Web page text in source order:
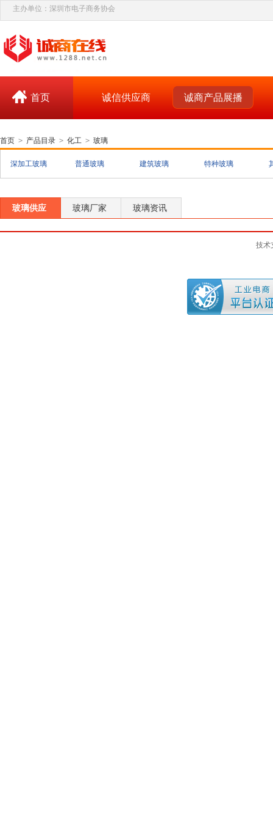
主办单位：深圳市电子商务协会
首页 诚信供应商 诚商产品展播
首页 > 产品目录 > 化工 > 玻璃
深加工玻璃 普通玻璃 建筑玻璃 特种玻璃
玻璃供应 玻璃厂家 玻璃资讯
技术